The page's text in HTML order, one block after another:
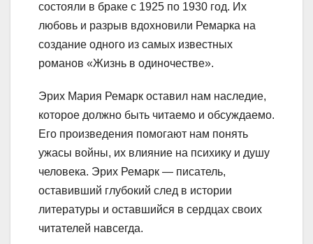
состояли в браке с 1925 по 1930 год. Их
любовь и разрыв вдохновили Ремарка на
создание одного из самых известных
романов «Жизнь в одиночестве».
Эрих Мария Ремарк оставил нам наследие,
которое должно быть читаемо и обсуждаемо.
Его произведения помогают нам понять
ужасы войны, их влияние на психику и душу
человека. Эрих Ремарк — писатель,
оставивший глубокий след в истории
литературы и оставшийся в сердцах своих
читателей навсегда.